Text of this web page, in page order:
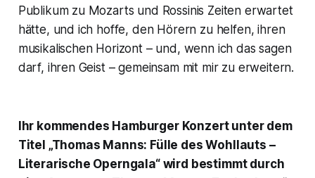
Publikum zu Mozarts und Rossinis Zeiten erwartet
hätte, und ich hoffe, den Hörern zu helfen, ihren
musikalischen Horizont – und, wenn ich das sagen
darf, ihren Geist – gemeinsam mit mir zu erweitern.
Ihr kommendes Hamburger Konzert unter dem
Titel „Thomas Manns: Fülle des Wohllauts –
Literarische Operngala“ wird bestimmt durch